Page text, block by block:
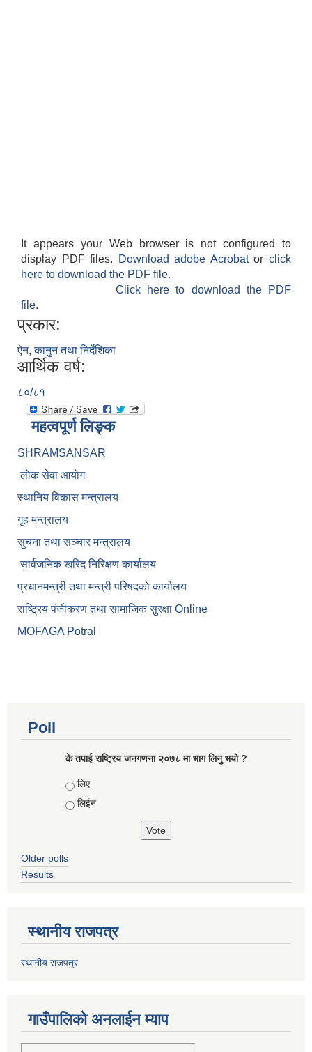
It appears your Web browser is not configured to
display PDF files.
Download adobe Acrobatorclick
here to download the PDF file.
Click here to download the PDF
file.
प्रकार:
ऐन, कानुन तथा निर्देशिका
आर्थिक वर्ष:
८०/८१
महत्वपूर्ण लिङ्क
SHRAMSANSAR
लाेक सेवा आयाेग
स्थानिय विकास मन्त्रालय
गृह मन्त्रालय
सुचना तथा सञ्चार मन्त्रालय
सार्वजनिक खरिद निरिक्षण कार्यालय
प्रधानमन्त्री तथा मन्त्री परिषदकाे कार्यालय
राष्ट्रिय पंजीकरण तथा सामाजिक सुरक्षा Online
MOFAGA Potral
Poll
के तपाई राष्ट्रिय जनगणना २०७८ मा भाग लिनु भयो ?
Choices
लिए
लिईन
Older polls
Results
स्थानीय राजपत्र
स्थानीय राजपत्र
गाउँपालिको अनलाईन म्याप